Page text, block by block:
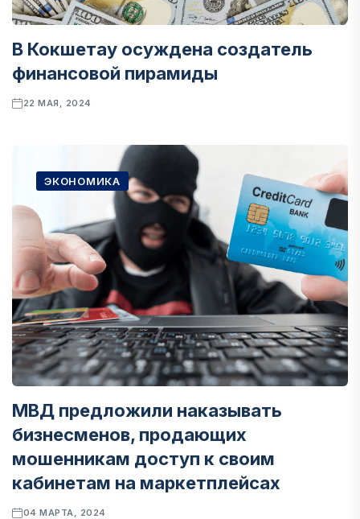
В Кокшетау осуждена создатель
финансовой пирамиды
22 МАЯ, 2024
ЭКОНОМИКА
МВД предложили наказывать
бизнесменов, продающих
мошенникам доступ к своим
кабинетам на маркетплейсах
04 МАРТА, 2024